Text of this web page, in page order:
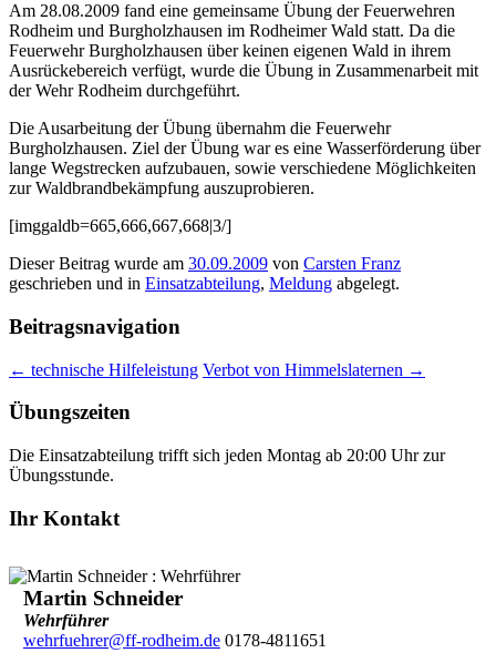
Am 28.08.2009 fand eine gemeinsame Übung der Feuerwehren
Rodheim und Burgholzhausen im Rodheimer Wald statt. Da die
Feuerwehr Burgholzhausen über keinen eigenen Wald in ihrem
Ausrückebereich verfügt, wurde die Übung in Zusammenarbeit mit
der Wehr Rodheim durchgeführt.
Die Ausarbeitung der Übung übernahm die Feuerwehr
Burgholzhausen. Ziel der Übung war es eine Wasserförderung über
lange Wegstrecken aufzubauen, sowie verschiedene Möglichkeiten
zur Waldbrandbekämpfung auszuprobieren.
[imggaldb=665,666,667,668|3/]
Dieser Beitrag wurde am 30.09.2009 von Carsten Franz
geschrieben und in Einsatzabteilung, Meldung abgelegt.
Beitragsnavigation
← technische Hilfeleistung Verbot von Himmelslaternen →
Übungszeiten
Die Einsatzabteilung trifft sich jeden Montag ab 20:00 Uhr zur
Übungsstunde.
Ihr Kontakt
Martin Schneider
Wehrführer
wehrfuehrer@ff-rodheim.de0178-4811651